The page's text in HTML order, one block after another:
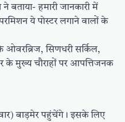
ने बताया- हमारी जानकारी में
ये पाेस्टर लगाने वालों के
सिणधरी सर्किल,
के मुख्य चौराहों पर आपत्तिजनक
बाड़मेर पहुंचेंगे। इसके लिए